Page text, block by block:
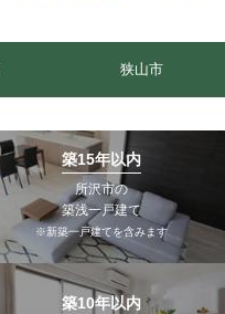
狭山市
築15年以内
所沢市の
築浅一戸建て
※新築一戸建てを含みます
築10年以内